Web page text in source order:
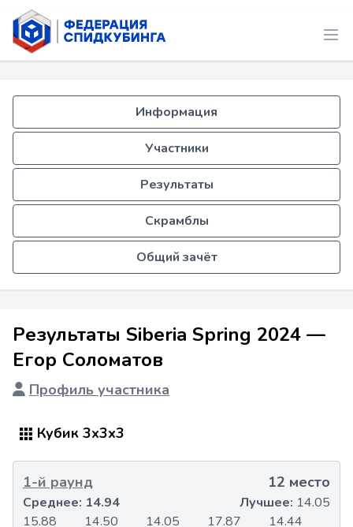
Информация
Участники
Результаты
Скрамблы
Общий зачёт
Результаты Siberia Spring 2024 —
Егор Соломатов
Профиль участника
Кубик 3x3x3
1-й раунд 12 место
15.88 14.50 14.05 17.87 14.44
Среднее: 14.94 Лучшее: 14.05